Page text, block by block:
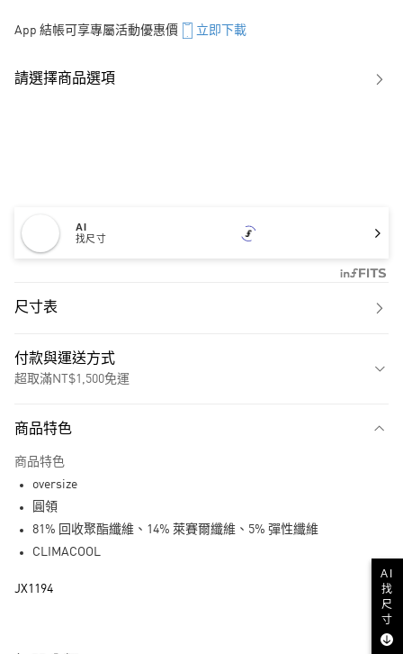
App 結帳可享專屬活動優惠價 立即下載
請選擇商品選項
AI
找尺寸
尺寸表
付款與運送方式
超取滿NT$1,500免運
LINE Pay
運送方式
商品特色
商品特色
oversize
圓領
81% 回收聚酯纖維、14% 萊賽爾纖維、5% 彈性纖維
CLIMACOOL
JX1194
AI
找
尺
寸